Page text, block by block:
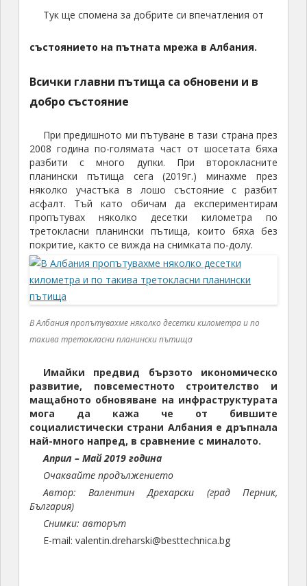
Тук ще спомена за добрите си впечатления от
състоянието на пътната мрежа в Албания.
Всички главни пътища са обновени и в
добро състояние
При предишното ми пътуване в тази страна през
2008 година по-голямата част от шосетата бяха
разбити с много дупки. При второкласните
планински пътища сега (2019г.) минахме през
няколко участъка в лошо състояние с разбит
асфалт. Тъй като обичам да експериментирам
пропътувах няколко десетки километра по
третокласни планински пътища, които бяха без
покритие, както се вижда на снимката по-долу.
В Албания пропътувахме няколко десетки километра и по
такива третокласни планински пътища
Имайки предвид бързото икономическо
развитие, повсеместното строителство и
мащабното обновяване на инфраструктурата
мога да кажа че от бившите
социалистически страни Албания е дръпнала
най-много напред, в сравнение с миналото.
Април – Май 2019 година
Очаквайте продължението
Автор: Валентин Дрехарски (град Перник,
България)
Снимки: авторът
E-mail: valentin.dreharski@besttechnica.bg